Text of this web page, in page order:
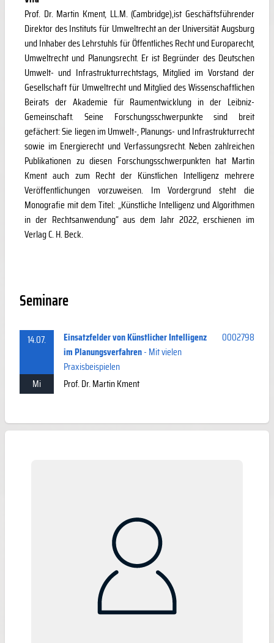
Prof. Dr. Martin Kment, LL.M. (Cambridge),ist Geschäftsführender
Direktor des Instituts für Umweltrecht an der Universität Augsburg
und Inhaber des Lehrstuhls für Öffentliches Recht und Europarecht,
Umweltrecht und Planungsrecht. Er ist Begründer des Deutschen
Umwelt- und Infrastrukturrechtstags, Mitglied im Vorstand der
Gesellschaft für Umweltrecht und Mitglied des Wissenschaftlichen
Beirats der Akademie für Raumentwicklung in der Leibniz-
Gemeinschaft. Seine Forschungsschwerpunkte sind breit
gefächert: Sie liegen im Umwelt-, Planungs- und Infrastrukturrecht
sowie im Energierecht und Verfassungsrecht. Neben zahlreichen
Publikationen zu diesen Forschungsschwerpunkten hat Martin
Kment auch zum Recht der Künstlichen Intelligenz mehrere
Veröffentlichungen vorzuweisen. Im Vordergrund steht die
Monografie mit dem Titel: „Künstliche Intelligenz und Algorithmen
in der Rechtsanwendung“ aus dem Jahr 2022, erschienen im
Verlag C. H. Beck.
Seminare
14.07.
Einsatzfelder von Künstlicher Intelligenz
im Planungsverfahren- Mit vielen
Praxisbeispielen
0002798
Mi Prof. Dr. Martin Kment